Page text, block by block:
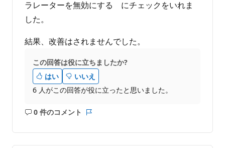
ラレーターを無効にする にチェックをいれま
した。
結果、改善はされませんでした。
この回答は役に立ちましたか?
はい
いいえ
6 人がこの回答が役に立ったと思いました。
0 件のコメント
コ